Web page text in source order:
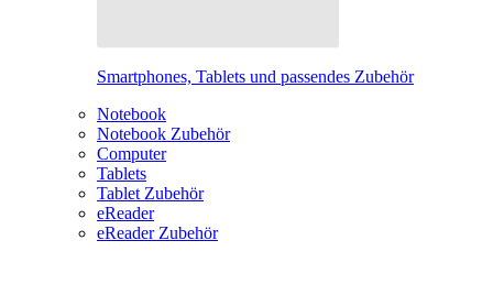
Smartphones, Tablets und passendes Zubehör
Notebook
Notebook Zubehör
Computer
Tablets
Tablet Zubehör
eReader
eReader Zubehör